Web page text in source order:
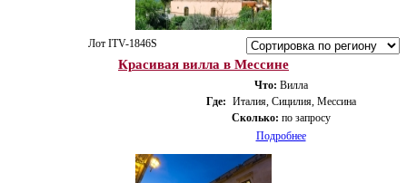
Лот ITV-1846S
Красивая вилла в Мессине
Что: Вилла
Где: Италия, Сицилия, Мессина
Сколько: по запросу
Подробнее